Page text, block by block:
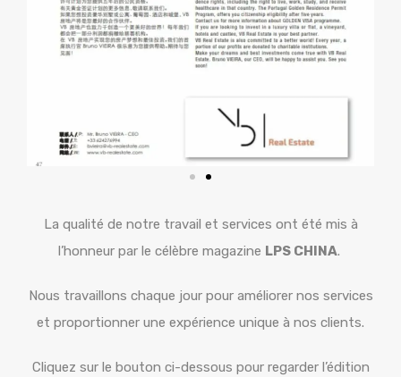
La qualité de notre travail et services ont été mis à
l’honneur par le célèbre magazine LPS CHINA.
Nous travaillons chaque jour pour améliorer nos services
et proportionner une expérience unique à nos clients.
Cliquez sur le bouton ci-dessous pour regarder l’édition